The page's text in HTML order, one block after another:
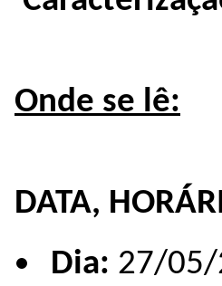
Onde se lê:
DATA,
Dia: 27/05/